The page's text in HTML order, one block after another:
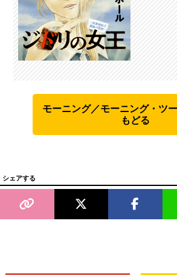
モーニング／モーニング・ツ
もどる
シェアする